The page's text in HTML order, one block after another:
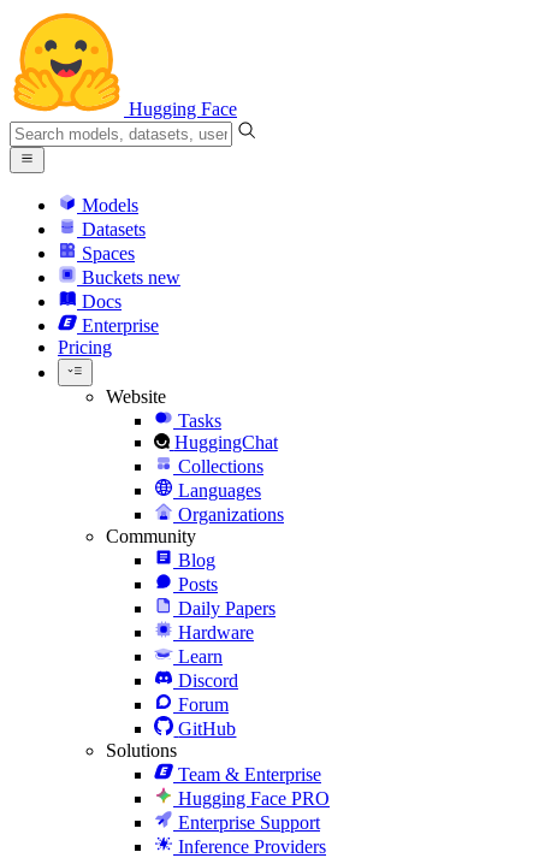
Hugging Face
Models
Datasets
Spaces
Buckets new
Docs
Enterprise
Pricing
Website
Tasks
HuggingChat
Collections
Languages
Organizations
Community
Blog
Posts
Daily Papers
Hardware
Learn
Discord
Forum
GitHub
Solutions
Team & Enterprise
Hugging Face PRO
Enterprise Support
Inference Providers